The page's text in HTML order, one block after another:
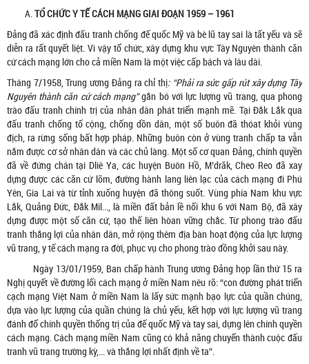
TỔ CHỨC Y TẾ CÁCH MẠNG GIAI ĐOẠN 1959 – 1961
Đảng đã xác định đấu tranh chống đế quốc Mỹ và bè lũ tay sai là tất yếu và sẽ
diễn ra rất quyết liệt. Vì vậy tổ chức, xây dựng khu vực Tây Nguyên thành căn
cứ cách mạng lớn cho cả miền Nam là một việc cấp bách và lâu dài.
Tháng 7/1958, Trung ương Đảng ra chỉ thị: “Phải ra sức gấp rút xây dựng Tây
Nguyên thành căn cứ cách mạng”gắn bó với lực lượng vũ trang, qua phong
trào đấu tranh chính trị của nhân dân phát triển mạnh mẽ. Tại Đắk Lắk qua
đấu tranh chống tố cộng, chống dồn dân, một số buôn đã thóat khỏi vùng
địch, ra rừng sống bất hợp pháp. Những buôn còn ở vùng tranh chấp ta vẫn
nắm được cơ sở nhân dân và các chủ làng. Một số cơ quan Đảng, chính quyền
đã về đứng chân tại Dliê Ya, các huyện Buôn Hồ, M’drăk, Cheo Reo đã xay
dựng được các căn cứ lõm, đường hành lang liên lạc của cách mạng đi Phú
Yên, Gia Lai và từ tỉnh xuống huyện đã thông suốt. Vùng phía Nam khu vực
Lắk, Quảng Đức, Đắk Mil…, là miền đất bản lề nối khu 6 với Nam Bộ, đã xây
dựng được một số căn cứ, tạo thế liên hòan vững chắc. Từ phong trào đấu
tranh thắng lợi của nhân dân, mở rộng thêm địa bàn hoạt động của lực lượng
vũ trang, y tế cách mạng ra đời, phục vụ cho phong trào đồng khởi sau này.
Ngày 13/01/1959, Ban chấp hành Trung ương Đảng họp lần thứ 15 ra
Nghị quyết về đường lối cách mạng ở miền Nam nêu rõ: “con đường phát triển
cạch mạng Việt Nam ở miền Nam là lấy sức mạnh bạo lực của quần chúng,
dựa vào lực lượng của quần chúng là chủ yếu, kết hợp với lực lượng vũ trang
đánh đổ chính quyền thống trị của đế quốc Mỹ và tay sai, dựng lên chính quyền
cách mạng. Cách mạng miền Nam cũng có khả năng chuyển thành cuộc đấu
tranh vũ trang trường kỳ,… và thắng lợi nhất định về ta”.